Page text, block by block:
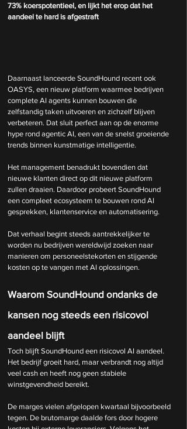
73% koerspotentieel, en lijkt het erop dat het
aandeel te hard is afgestraft
Daarnaast lanceerde SoundHound recent ook
OASYS, een nieuw platform waarmee bedrijven
complete AI agents kunnen bouwen die
zelfstandig taken uitvoeren en zichzelf blijven
verbeteren. Dat sluit perfect aan op de enorme
hype rond agentic AI, een van de snelst groeiende
trends binnen kunstmatige intelligentie.
Het management benadrukt bovendien dat
nieuwe klanten direct op dit nieuwe platform
zullen draaien. Daardoor probeert SoundHound
een compleet ecosysteem te bouwen rond AI
gesprekken, klantenservice en automatisering.
Dat verhaal begint steeds aantrekkelijker te
worden nu bedrijven wereldwijd zoeken naar
manieren om personeelstekorten en stijgende
kosten op te vangen met AI oplossingen.
Waarom SoundHound ondanks de
kansen nog steeds een risicovol
aandeel blijft
Toch blijft SoundHound een risicovol AI aandeel.
Het bedrijf groeit hard, maar verbrandt nog altijd
veel cash en heeft nog geen stabiele
winstgevendheid bereikt.
De marges vielen afgelopen kwartaal bijvoorbeeld
tegen. De brutomarge daalde fors door hogere